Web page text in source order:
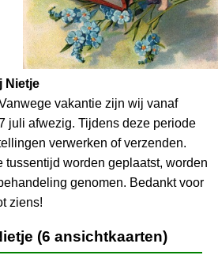
Nietje
vakantie zijn wij vanaf
juli afwezig. Tijdens deze periode
verwerken of verzenden.
tussentijd worden geplaatst, worden
genomen. Bedankt voor
ziens!
(6 ansichtkaarten)